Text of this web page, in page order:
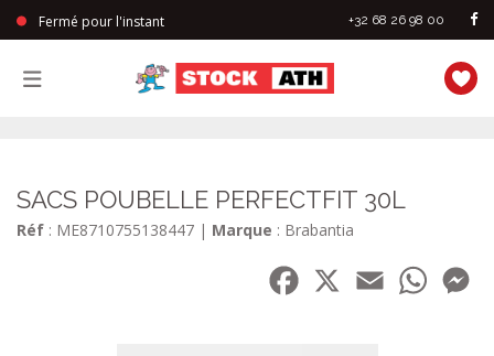
Fermé pour l'instant +32 68 26 98 00
SACS POUBELLE PERFECTFIT 30L
Réf : ME8710755138447 | Marque : Brabantia
Facebook
Email